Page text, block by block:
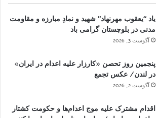
یاد “یعقوب مهرنهاد” شهید و نمادِ مبارزه و مقاومت
مدنی در بلوچستان گرامی باد
آگوست 3, 2026
پنجمین روز تحصن «کارزار علیه اعدام در ایران»
در لندن/ عکس تجمع
آگوست 2, 2026
اقدام مشترک علیه موج اعدام‌ها و حکومت کشتار